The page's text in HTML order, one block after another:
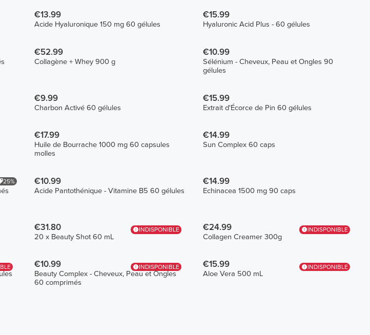
€13.99
Acide Hyaluronique 150 mg 60 gélules
€15.99
Hyaluronic Acid Plus - 60 gélules
€52.99
Collagène + Whey 900 g
€10.99
Sélénium - Cheveux, Peau et Ongles 90
gélules
€9.99
Charbon Activé 60 gélules
€15.99
Extrait d'Écorce de Pin 60 gélules
€17.99
Huile de Bourrache 1000 mg 60 capsules
molles
€14.99
Sun Complex 60 caps
25% €10.99
Acide Pantothénique - Vitamine B5 60 gélules
€14.99
Echinacea 1500 mg 90 caps
INDISPONIBLE
€31.80
20 x Beauty Shot 60 mL
INDISPONIBLE
€24.99
Collagen Creamer 300g
INDISPONIBLE
€10.99
Beauty Complex - Cheveux, Peau et Ongles
60 comprimés
INDISPONIBLE
€15.99
Aloe Vera 500 mL